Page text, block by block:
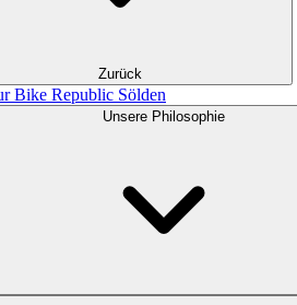
Zurück
Bike Republic Sölden
Unsere Philosophie